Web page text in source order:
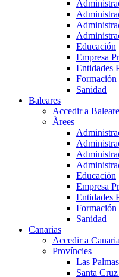
Educación
Empresa
Entidades
Formación
Sanidad
Baleares
Accedir a
Àrees
Educación
Empresa
Entidades
Formación
Sanidad
Canarias
Accedir a
Províncies
Las Palmas
Santa